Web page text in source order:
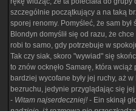
szczególnie początkujący a na taką
sporej renomy. Pomyśleć, że sam
Blondyn domyślił się od razu, że
robi to samo, gdy potrzebuje w
Tak czy siak, skoro "wywiad" się
to znów ocknęło Samarę, która
bardziej wycofane były jej ruchy, aż
bezruchu, jedynie przyglądając się
- Witam najserdeczniej! - Ein skinął